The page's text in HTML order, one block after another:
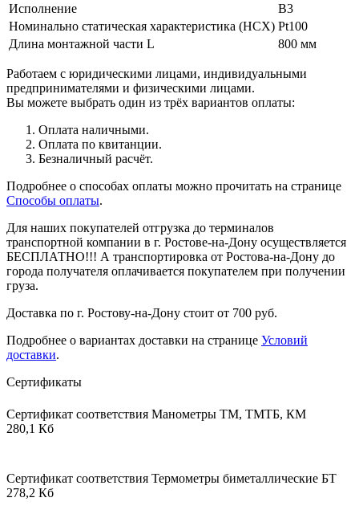
Исполнение
В3
Номинально статическая характеристика (НСХ) Pt100
Длина монтажной части L
800 мм
Работаем с юридическими лицами, индивидуальными
предпринимателями и физическими лицами.
Вы можете выбрать один из трёх вариантов оплаты:
Оплата наличными.
Оплата по квитанции.
Безналичный расчёт.
Подробнее о способах оплаты можно прочитать на странице
Способы оплаты.
Для наших покупателей отгрузка до терминалов
транспортной компании в г. Ростове-на-Дону осуществляется
БЕСПЛАТНО!!! А транспортировка от Ростова-на-Дону до
города получателя оплачивается покупателем при получении
груза.
Доставка по г. Ростову-на-Дону стоит от 700 руб.
Подробнее о вариантах доставки на странице Условий
доставки.
Сертификаты
Сертификат соответствия Манометры ТМ, ТМТБ, КМ
280,1 Кб
Сертификат соответствия Термометры биметаллические БТ
278,2 Кб